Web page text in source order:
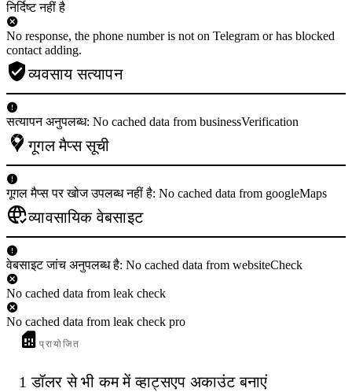
निर्दिष्ट नहीं है
No response, the phone number is not on Telegram or has blocked
contact adding.
व्यवसाय सत्यापन
सत्यापन अनुपलब्ध: No cached data from businessVerification
गूगल मैप्स सूची
गूगल मैप्स पर खोज उपलब्ध नहीं है: No cached data from googleMaps
व्यावसायिक वेबसाइट
वेबसाइट जांच अनुपलब्ध है: No cached data from websiteCheck
No cached data from leak check
No cached data from leak check pro
प्रायोजित
1 डॉलर से भी कम में व्हाट्सएप अकाउंट बनाएं